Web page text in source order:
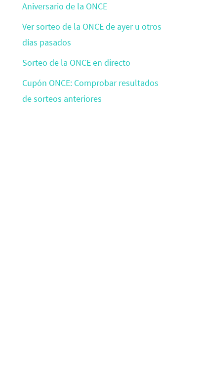
Aniversario de la ONCE
Ver sorteo de la ONCE de ayer u otros
días pasados
Sorteo de la ONCE en directo
Cupón ONCE: Comprobar resultados
de sorteos anteriores